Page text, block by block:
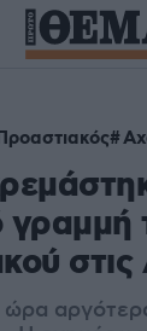
ώρα